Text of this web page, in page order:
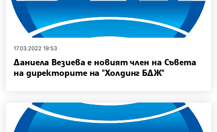
17.03.2022 19:53
Даниела Везиева е новият член на Съвета
на директорите на "Холдинг БДЖ"